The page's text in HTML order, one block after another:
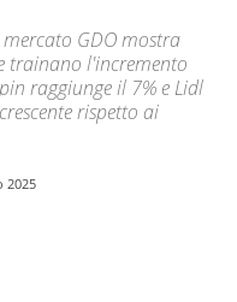
GDO mostra
trainano l'incremento
raggiunge il 7% e Lidl
rispetto ai
2025